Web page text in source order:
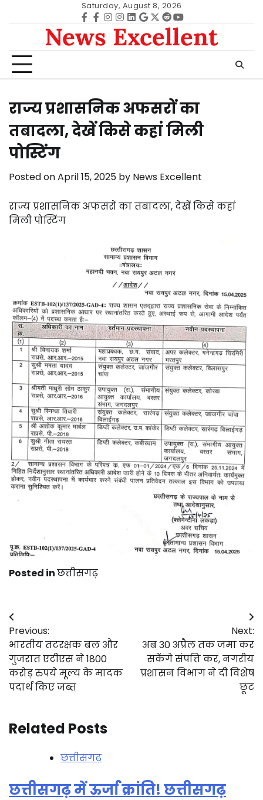
Saturday, August 8, 2026
Facebook
facebook
Instagram
instagram
Linkedin
google
Twitter
redditYoutube
News Excellent
राज्य प्रशासनिक अफसरों का
तबादला, देखें किसे कहां मिली
पोस्टिंग
Posted onApril 15, 2025 by News Excellent
राज्य प्रशासनिक अफसरों का तबादला, देखें किसे कहां
मिली पोस्टिंग
Posted inछत्तीसगढ़
Post
navigation
Previous:
भारतीय तटरक्षक बल और
गुजरात एटीएस ने 1800
करोड़ रुपये मूल्य के मादक
पदार्थ किए जब्त
Next:
अब 30 अप्रैल तक जमा कर
सकेंगे संपत्ति कर, नगरीय
प्रशासन विभाग ने दी विशेष
छूट
Related Posts
छत्तीसगढ़
छत्तीसगढ़ में ऊर्जा क्रांति! छत्तीसगढ़